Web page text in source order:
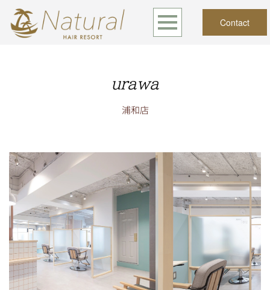
Contact
urawa
浦和店